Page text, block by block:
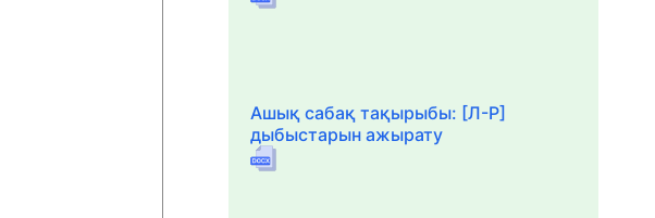
Ашық сабақ тақырыбы: [Л-Р]
дыбыстарын ажырату